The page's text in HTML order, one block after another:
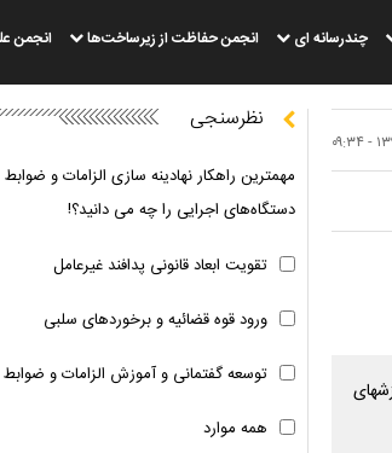
چندرسانه ای انجمن حفاظت از زیرساخت‌ها انجمن
مدرسه آموزشهای
نظرسنجی
مهمترین راهکار نهادینه سازی الزامات و ضوابط
دستگاه‌های اجرایی را چه می دانید؟!
تقویت ابعاد قانونی پدافند غیرعامل
ورود قوه قضائیه و برخوردهای سلبی
توسعه گفتمانی و آموزش الزامات و ضوابط
همه موارد